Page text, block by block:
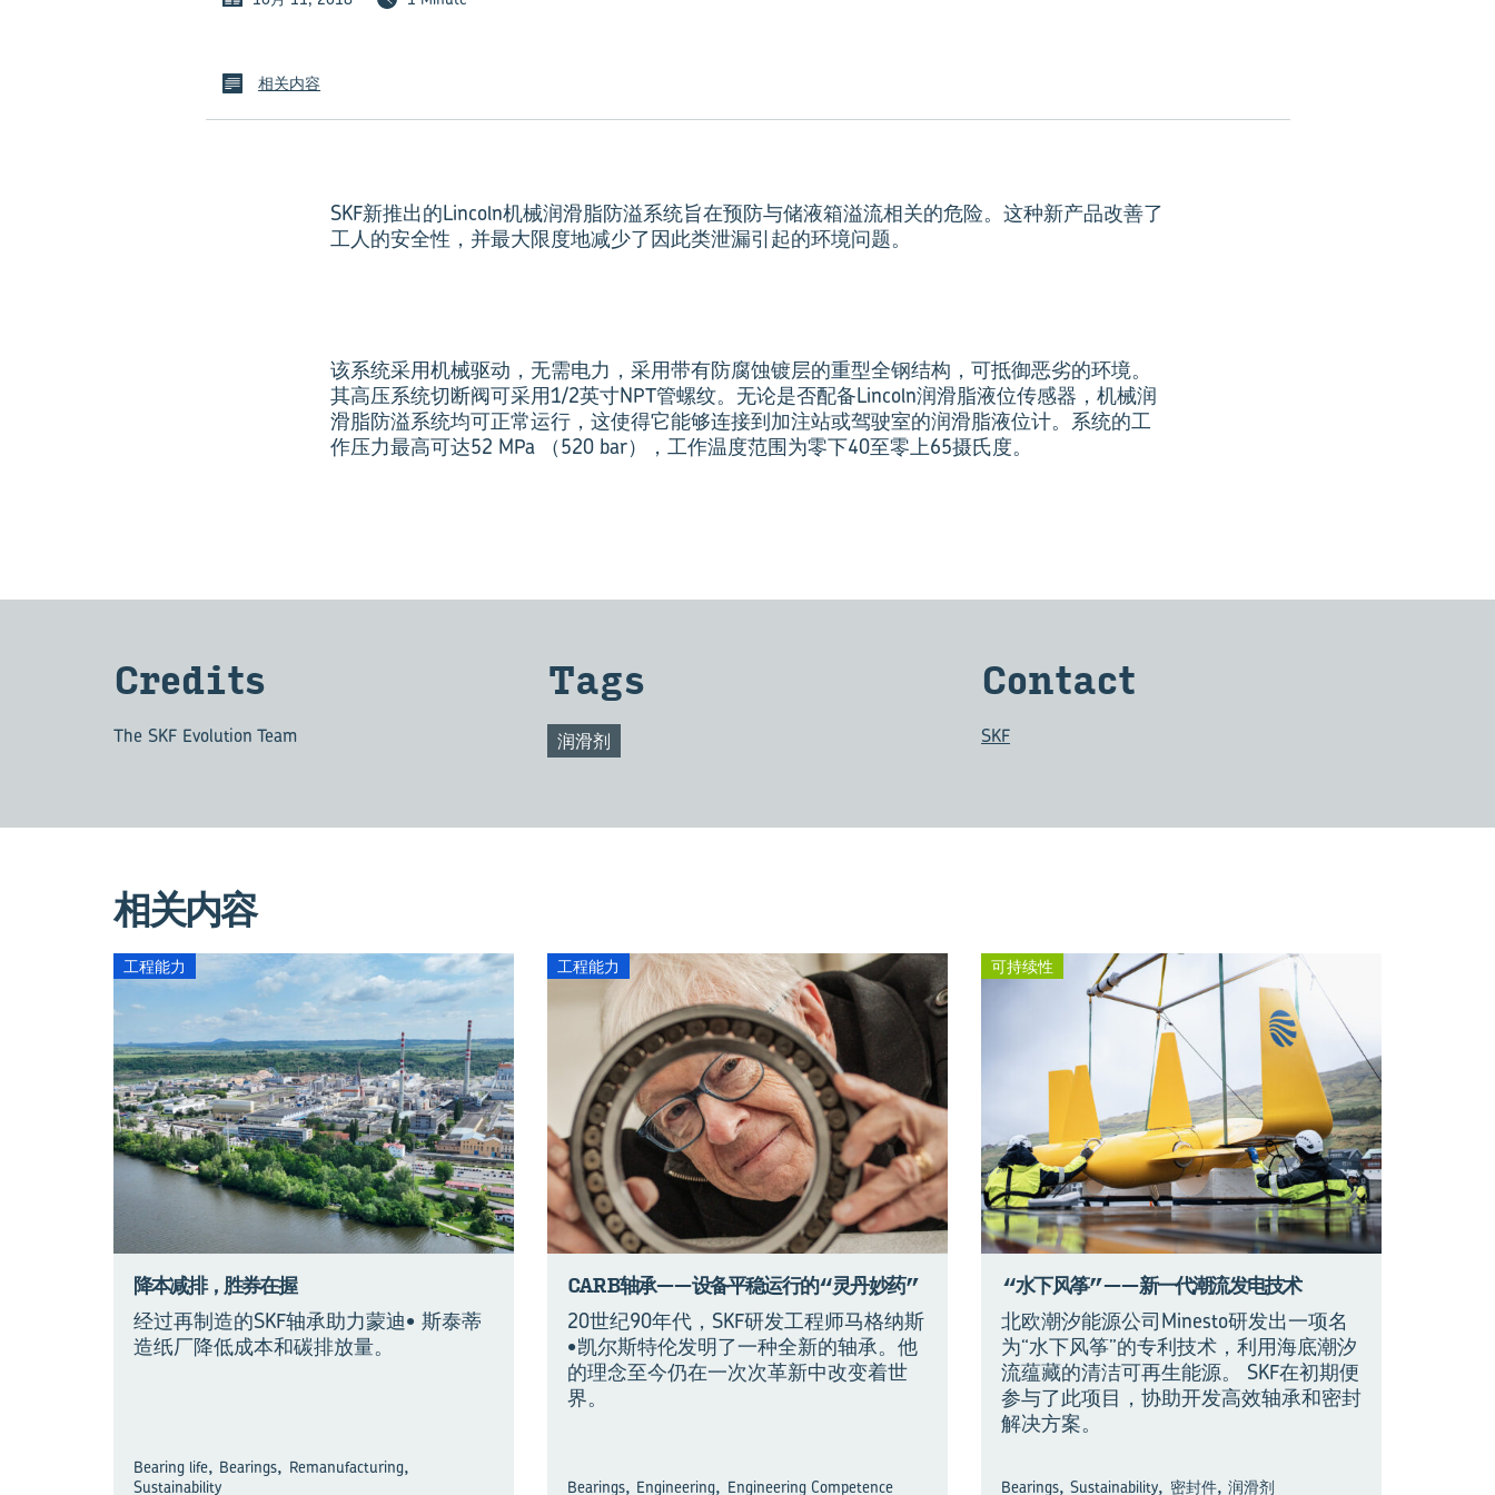
相关内容
SKF新推出的Lincoln机械润滑脂防溢系统旨在预防与储液箱溢流相关的危险。这种新产品改善了
工人的安全性，并最大限度地减少了因此类泄漏引起的环境问题。
该系统采用机械驱动，无需电力，采用带有防腐蚀镀层的重型全钢结构，可抵御恶劣的环境。
其高压系统切断阀可采用1/2英寸NPT管螺纹。无论是否配备Lincoln润滑脂液位传感器，机械润
滑脂防溢系统均可正常运行，这使得它能够连接到加注站或驾驶室的润滑脂液位计。系统的工
作压力最高可达52 MPa （520 bar），工作温度范围为零下40至零上65摄氏度。
Cred­its
The SKF Evolution Team
Tags
润滑剂
Con­tact
SKF
相关内容
工程能力
降本减排，胜券在握
经过再制造的SKF轴承助力蒙迪• 斯泰蒂
造纸厂降低成本和碳排放量。
Bearing life, Bearings, Remanufacturing,
Sustainability
工程能力
CARB轴承——设备平稳运行的“灵丹妙药”
20世纪90年代，SKF研发工程师马格纳斯
•凯尔斯特伦发明了一种全新的轴承。他
的理念至今仍在一次次革新中改变着世
界。
Bearings, Engineering, Engineering Competence
可持续性
“水下风筝”——新一代潮流发电技术
北欧潮汐能源公司Minesto研发出一项名
为“水下风筝”的专利技术，利用海底潮汐
流蕴藏的清洁可再生能源。 SKF在初期便
参与了此项目，协助开发高效轴承和密封
解决方案。
Bearings, Sustainability, 密封件, 润滑剂
观演进 见未来
×